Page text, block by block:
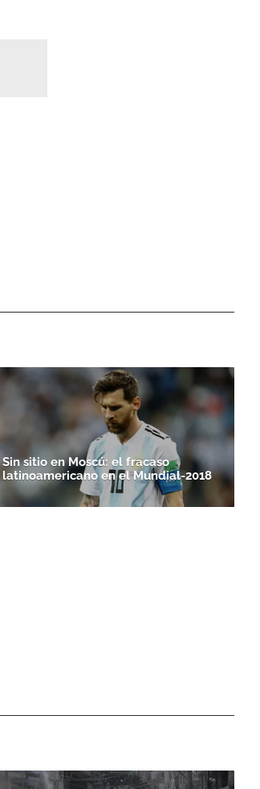
Sin sitio en Moscú: el fracaso
latinoamericano en el Mundial-2018